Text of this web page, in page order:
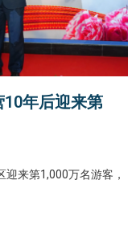
年后迎来第
来第1,000万名游客，